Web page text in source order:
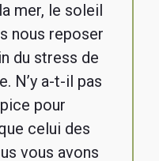
mer, le soleil
nous reposer
du stress de
N’y a-t-il pas
pour
celui des
vous avons